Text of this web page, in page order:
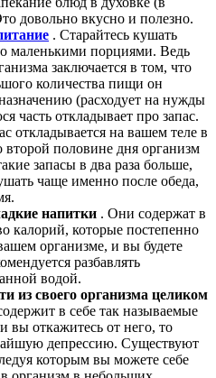
довольно вкусно и полезно.
. Старайтесь кушать
маленькими порциями. Ведь
заключается в том, что
количества пищи он
(расходует на нужды
часть откладывает про запас.
откладывается на вашем теле в
половине дня организм
запасы в два раза больше,
чаще именно после обеда,
напитки . Они содержат в
калорий, которые постепенно
организме, и вы будете
разбавлять
водой.
из своего организма целиком
в себе так называемые
вы откажитесь от него, то
депрессию. Существуют
которым вы можете себе